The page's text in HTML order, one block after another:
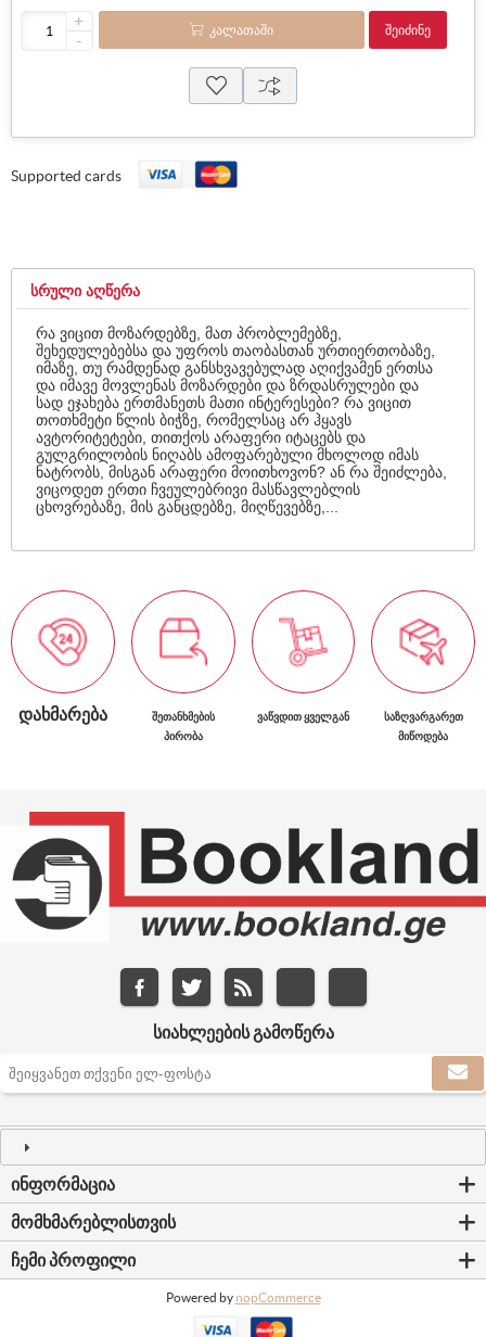
+
-
ᲙᲐᲚᲐᲗᲐᲨᲘ ᲨᲔᲘᲫᲘᲜᲔ
Supported cards
ᲡᲠᲣᲚᲘ ᲐᲦᲬᲔᲠᲐ
რა ვიცით მოზარდებზე, მათ პრობლემებზე,
შეხედულებებსა და უფროს თაობასთან ურთიერთობაზე,
იმაზე, თუ რამდენად განსხვავებულად აღიქვამენ ერთსა
და იმავე მოვლენას მოზარდები და ზრდასრულები და
სად ეჯახება ერთმანეთს მათი ინტერესები? რა ვიცით
თოთხმეტი წლის ბიჭზე, რომელსაც არ ჰყავს
ავტორიტეტები, თითქოს არაფერი იტაცებს და
გულგრილობის ნიღაბს ამოფარებული მხოლოდ იმას
ნატრობს, მისგან არაფერი მოითხოვონ? ან რა შეიძლება,
ვიცოდეთ ერთი ჩვეულებრივი მასწავლებლის
ცხოვრებაზე, მის განცდებზე, მიღწევებზე,...
ᲓᲐᲮᲛᲐᲠᲔᲑᲐ
ᲨᲔᲗᲐᲜᲮᲛᲔᲑᲘᲡ
ᲞᲘᲠᲝᲑᲐ
ᲕᲐᲬᲕᲓᲘᲗ ᲧᲕᲔᲚᲒᲐᲜ
ᲡᲐᲖᲦᲕᲐᲠᲒᲐᲠᲔᲗ
ᲛᲘᲬᲝᲓᲔᲑᲐ
ᲡᲘᲐᲮᲚᲔᲔᲑᲘᲡ ᲒᲐᲛᲝᲬᲔᲠᲐ
ᲘᲜᲤᲝᲠᲛᲐᲪᲘᲐ
ᲛᲝᲛᲮᲛᲐᲠᲔᲑᲚᲘᲡᲗᲕᲘᲡ
ᲩᲔᲛᲘ ᲞᲠᲝᲤᲘᲚᲘ
Powered by nopCommerce